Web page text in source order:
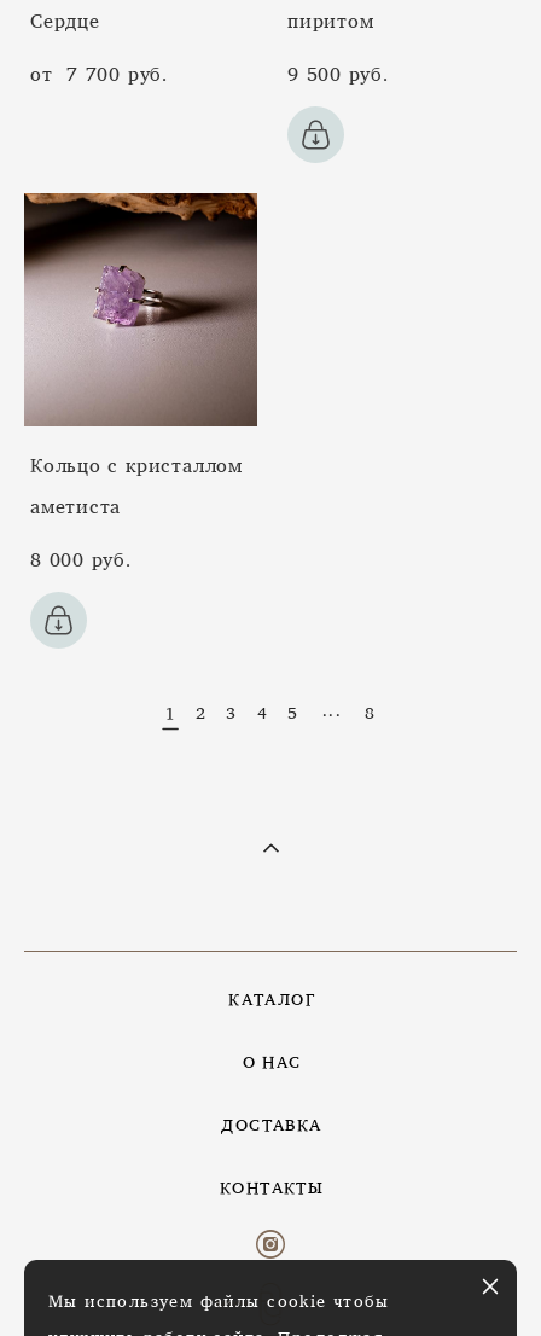
Cердце
от 7 700 pуб.
пиритом
9 500 pуб.
Кольцо с кристаллом
аметиста
8 000 pуб.
1 2 3 4 5 ... 8
КАТАЛОГ
О НАС
ДОСТАВКА
КОНТАКТЫ
Мы используем файлы cookie чтобы